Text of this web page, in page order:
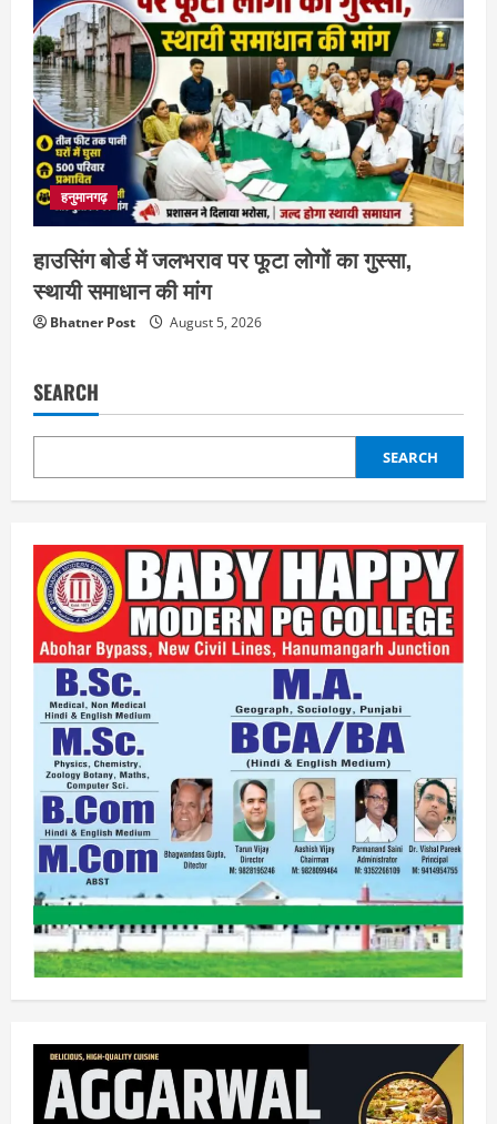
हनुमानगढ़
हाउसिंग बोर्ड में जलभराव पर फूटा लोगों का गुस्सा,
स्थायी समाधान की मांग
Bhatner Post August 5, 2026
SEARCH
SEARCH